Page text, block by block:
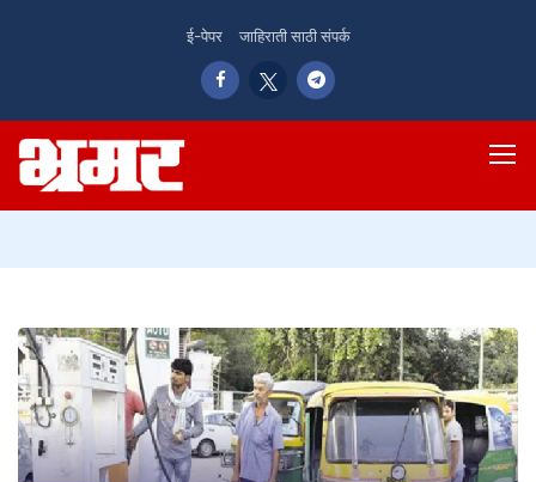
ई-पेपर जाहिराती साठी संपर्क